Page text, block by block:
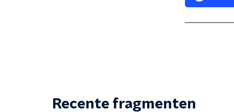
Recente fragmenten